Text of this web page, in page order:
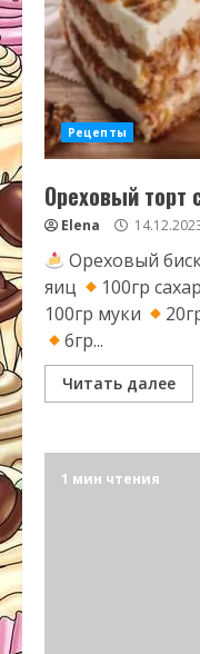
Рецепты
Ореховый торт
Elena
Ореховый
яиц
100гр
100гр муки
6гр...
Читать далее
1 мин чтения